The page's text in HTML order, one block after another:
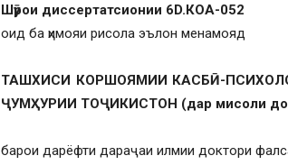
Шӯрои диссертатсионии 6D.КОА-052
оид ба ҳимояи рисола эълон менамояд
ТАШХИСИ КОРШОЯМИИ КАСБӢ-
ҶУМҲУРИИ ТОҶИКИСТОН (дар мисоли
барои дарёфти дараҷаи илмии доктори